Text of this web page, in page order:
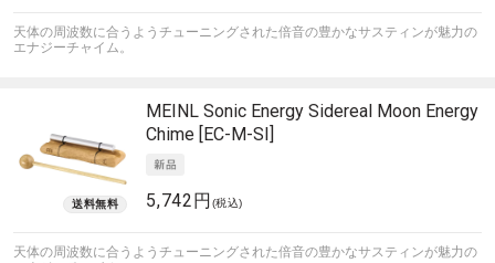
天体の周波数に合うようチューニングされた倍音の豊かなサスティンが魅力の
エナジーチャイム。
MEINL Sonic Energy Sidereal Moon Energy
Chime [EC-M-SI]
5,742円 (税込)
天体の周波数に合うようチューニングされた倍音の豊かなサスティンが魅力の